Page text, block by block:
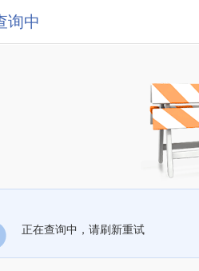
询中
正在查询中，请刷新重试